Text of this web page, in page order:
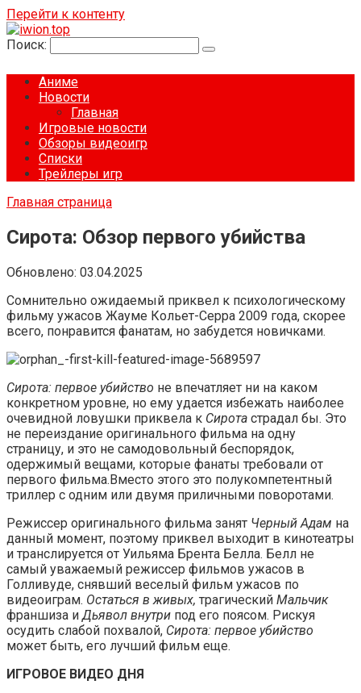
Перейти к контенту
Поиск:
Аниме
Новости
Главная
Игровые новости
Обзоры видеоигр
Списки
Трейлеры игр
Главная страница
Сирота: Обзор первого убийства
Обновлено: 03.04.2025
Сомнительно ожидаемый приквел к психологическому
фильму ужасов Жауме Кольет-Серра 2009 года, скорее
всего, понравится фанатам, но забудется новичками.
Сирота: первое убийство не впечатляет ни на каком
конкретном уровне, но ему удается избежать наиболее
очевидной ловушки приквела к Сирота страдал бы. Это
не переиздание оригинального фильма на одну
страницу, и это не самодовольный беспорядок,
одержимый вещами, которые фанаты требовали от
первого фильма.Вместо этого это полукомпетентный
триллер с одним или двумя приличными поворотами.
Режиссер оригинального фильма занят Черный Адам на
данный момент, поэтому приквел выходит в кинотеатры
и транслируется от Уильяма Брента Белла. Белл не
самый уважаемый режиссер фильмов ужасов в
Голливуде, снявший веселый фильм ужасов по
видеоиграм. Остаться в живых, трагический Мальчик
франшиза иДьявол внутри под его поясом. Рискуя
осудить слабой похвалой, Сирота: первое убийство
может быть, его лучший фильм еще.
ИГРОВОЕ ВИДЕО ДНЯ